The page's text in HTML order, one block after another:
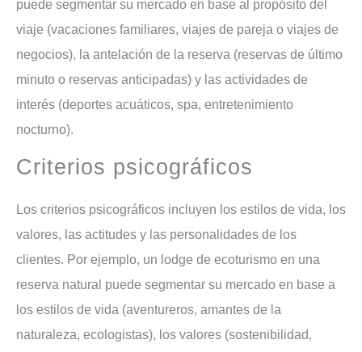
puede segmentar su mercado en base al propósito del
viaje (vacaciones familiares, viajes de pareja o viajes de
negocios), la antelación de la reserva (reservas de último
minuto o reservas anticipadas) y las actividades de
interés (deportes acuáticos, spa, entretenimiento
nocturno).
Criterios psicográficos
Los criterios psicográficos incluyen los estilos de vida, los
valores, las actitudes y las personalidades de los
clientes. Por ejemplo, un lodge de ecoturismo en una
reserva natural puede segmentar su mercado en base a
los estilos de vida (aventureros, amantes de la
naturaleza, ecologistas), los valores (sostenibilidad,